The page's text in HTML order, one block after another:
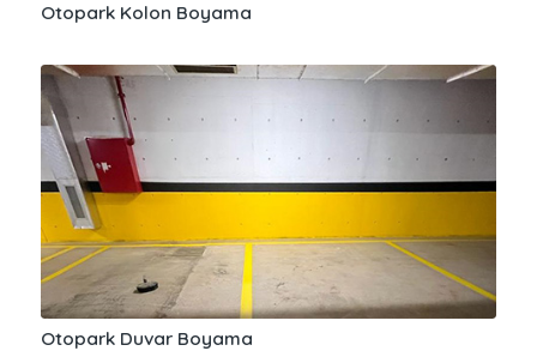
Otopark Kolon Boyama
Otopark Duvar Boyama